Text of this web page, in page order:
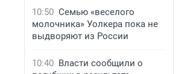
10:50 Семью «веселого
молочника» Уолкера пока не
выдворяют из России
10:40 Власти сообщили о